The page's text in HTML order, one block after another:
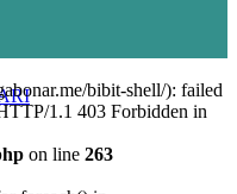
bibit-shell/): failed
1.1 403 Forbidden in
on line 263